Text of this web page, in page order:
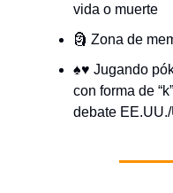
vida o muerte
🗿 Zona de
♠️♥️ Jugando
con forma de
debate